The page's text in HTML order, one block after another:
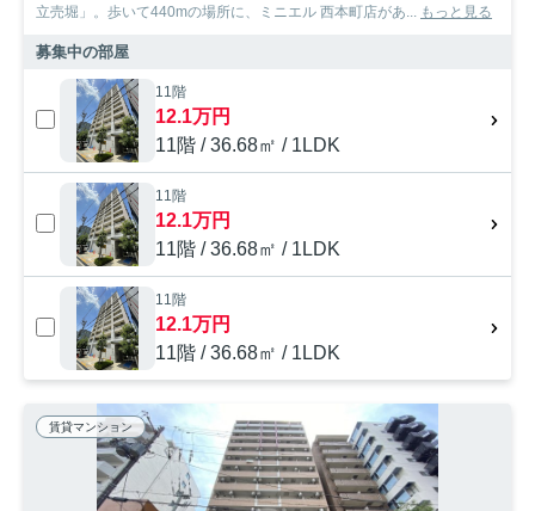
立売堀」。歩いて440mの場所に、ミニエル 西本町店があ... もっと見る
募集中の部屋
11階
12.1万円
11階 / 36.68㎡ / 1LDK
11階
12.1万円
11階 / 36.68㎡ / 1LDK
11階
12.1万円
11階 / 36.68㎡ / 1LDK
賃貸マンション